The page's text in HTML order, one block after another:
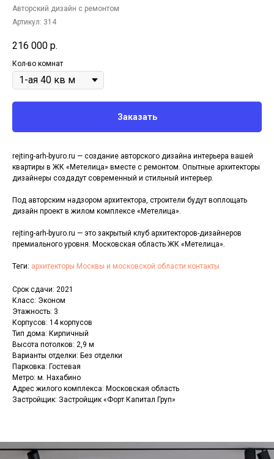
Авторский дизайн с ремонтом
Артикул: 314
216 000 р.
Кол-во комнат
Заказать
rejting-arh-byuro.ru — создание авторского дизайна интерьера вашей
квартиры в ЖК «Метелица» вместе с ремонтом. Опытные архитекторы
дизайнеры создадут современный и стильный интерьер.
Под авторским надзором архитектора, строители будут воплощать
дизайн проект в жилом комплексе «Метелица».
rejting-arh-byuro.ru — это закрытый клуб архитекторов-дизайнеров
премиального уровня. Московская область ЖК «Метелица».
Теги: архитекторы Москвы и московской области контакты
Срок сдачи: 2021
Класс: Эконом
Этажность: 3
Корпусов: 14 корпусов
Тип дома: Кирпичный
Высота потолков: 2,9 м
Варианты отделки: Без отделки
Парковка: Гостевая
Метро: м. Нахабино
Адрес жилого комплекса: Московская область
Застройщик: Застройщик «Форт Капитал Груп»